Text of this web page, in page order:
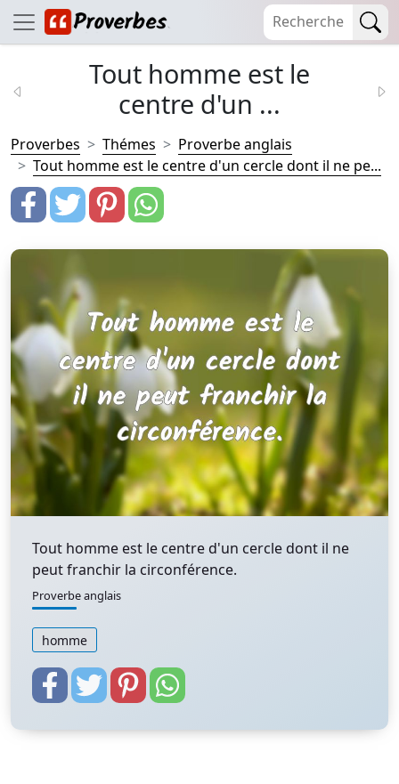
Tout homme est le
centre d'un ...
Proverbes Thémes
Proverbe anglais
Tout homme est le centre d'un cercle dont il ne pe...
Tout homme est le centre d'un cercle dont il ne
peut franchir la circonférence.
Proverbe anglais
homme